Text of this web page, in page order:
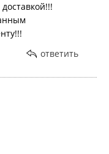
ответить